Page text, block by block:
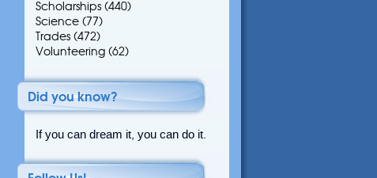
Scholarships (440)
Science (77)
Trades (472)
Volunteering (62)
Did you know?
If you can dream it, you can do it.